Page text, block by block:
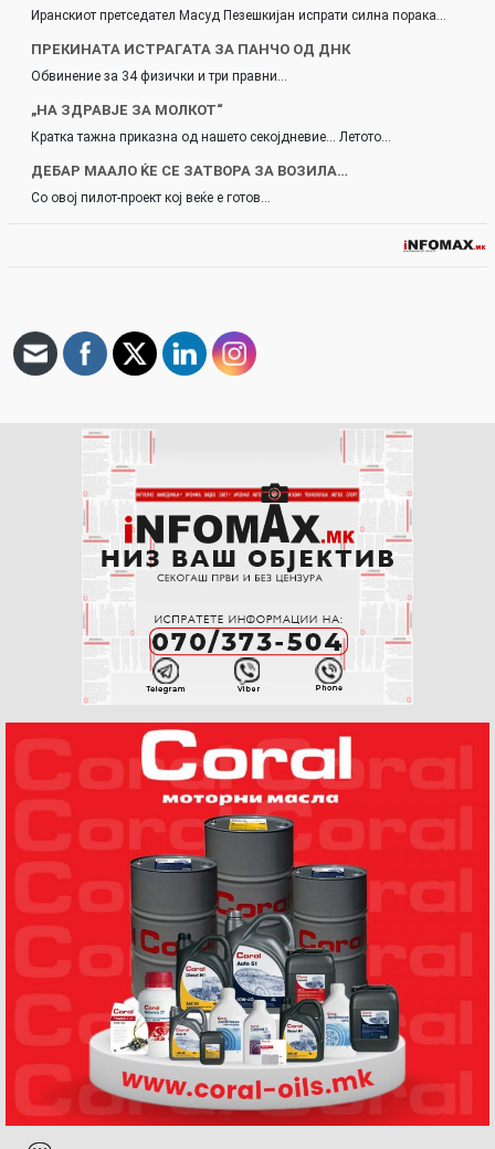
Иранскиот претседател Масуд Пезешкијан испрати силна порака…
ПРЕКИНАТА ИСТРАГАТА ЗА ПАНЧО ОД ДНК
Обвинение за 34 физички и три правни…
„НА ЗДРАВЈЕ ЗА МОЛКОТ“
Кратка тажна приказна од нашето секојдневие… Летото…
ДЕБАР МААЛО ЌЕ СЕ ЗАТВОРА ЗА ВОЗИЛА…
Со овој пилот-проект кој веќе е готов…